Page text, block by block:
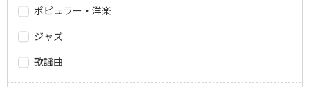
ポピュラー・洋楽
ジャズ
歌謡曲